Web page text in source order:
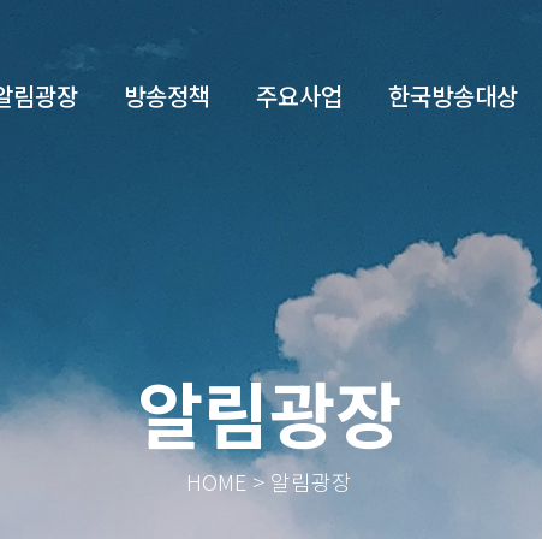
림광장 방송정책 주요사업 한국방송대상
알림광장
HOME > 알림광장